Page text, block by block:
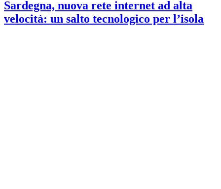
Sardegna, nuova rete internet ad alta
velocità: un salto tecnologico per l’isola